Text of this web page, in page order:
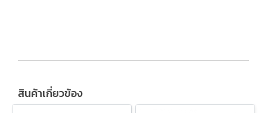
สินค้าเกี่ยวข้อง